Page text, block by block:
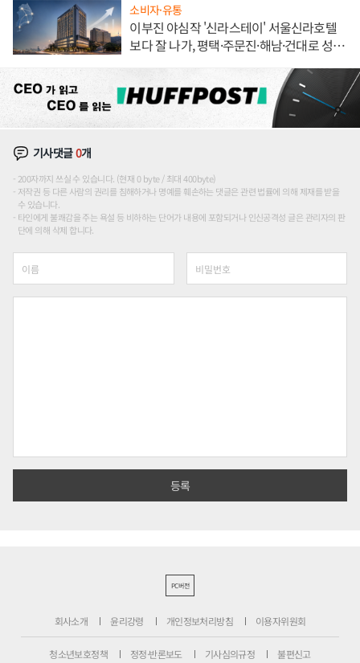
소비자·유통
이부진 야심작 '신라스테이' 서울신라호텔
보다 잘 나가, 평택·주문진·해남·건대로 성
기사댓글0개
200자까지 쓰실 수 있습니다. (현재 0 byte / 최대 400byte)
저작권 등 다른 사람의 권리를 침해하거나 명예를 훼손하는 댓글은 관련 법률에 의해 제재를 받을
수 있습니다.
타인에게 불쾌감을 주는 욕설 등 비하하는 단어가 내용에 포함되거나 인신공격성 글은 관리자의 판
단에 의해 삭제 합니다.
PC버전
회사소개 윤리강령 개인정보처리방침 이용자위원회
청소년보호정책 정정·반론보도 기사심의규정 불편신고